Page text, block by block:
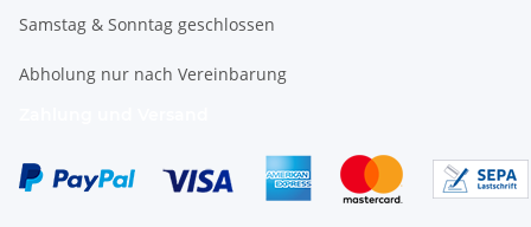
Samstag & Sonntag geschlossen
Abholung nur nach Vereinbarung